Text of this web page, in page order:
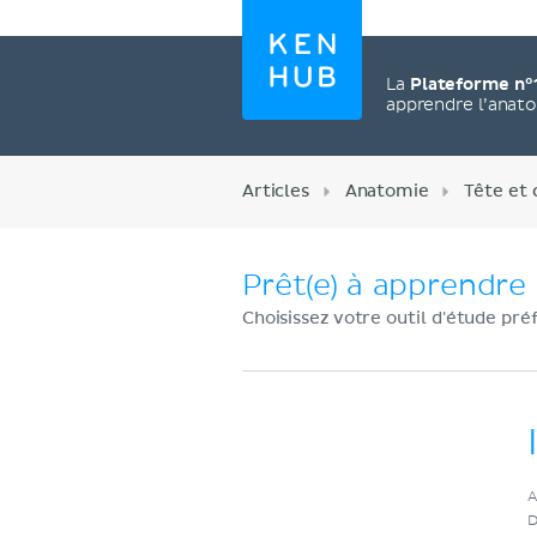
La Plateforme
apprendre
Articles Anatomie Tête et
Prêt(e) à apprendre
Choisissez votre outil d'étude